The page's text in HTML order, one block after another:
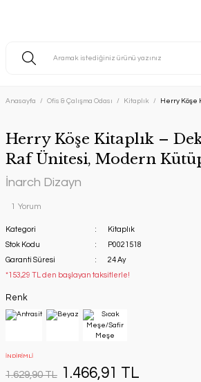
Anasayfa Ofis & Çalışma Odası Kitaplık Herry Köşe
Herry Köşe Kitaplık –
Raf Ünitesi, Modern
İnarch Dizayn
1 Yorum
Kategori
Kitaplık
Stok Kodu
P0021518
Garanti Süresi
24 Ay
*153,29 TL den başlayan taksitlerle!
Renk
İNDİRİMLİ
1.629,90 TL 1.466,91 TL